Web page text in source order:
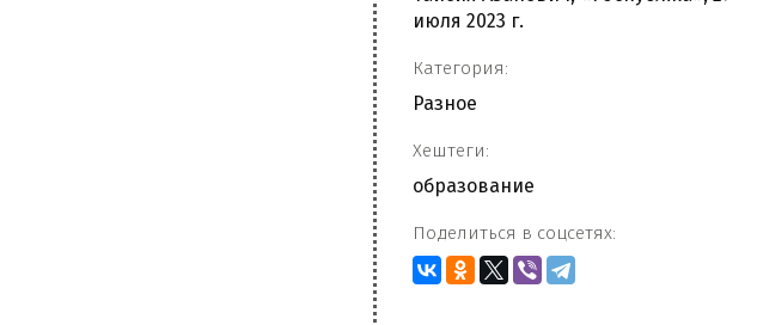
июля 2023 г.
Категория:
Разное
Хештеги:
образование
Поделиться в соцсетях: